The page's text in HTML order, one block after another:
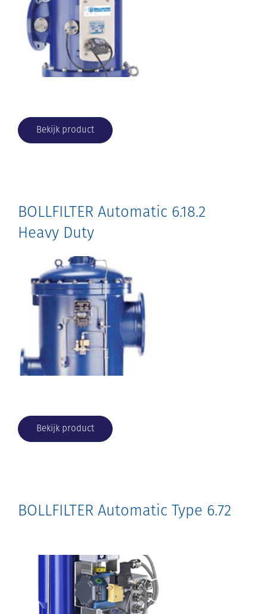
Bekijk product
BOLLFILTER Automatic 6.18.2
Heavy Duty
Bekijk product
BOLLFILTER Automatic Type 6.72